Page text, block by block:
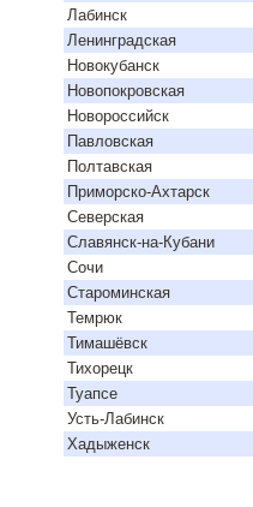
Лабинск
Ленинградская
Новокубанск
Новопокровская
Новороссийск
Павловская
Полтавская
Приморско-Ахтарск
Северская
Славянск-на-Кубани
Сочи
Староминская
Темрюк
Тимашёвск
Тихорецк
Туапсе
Усть-Лабинск
Хадыженск